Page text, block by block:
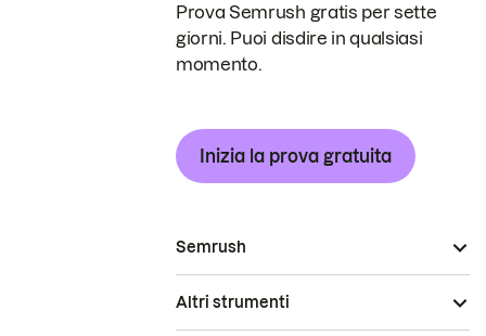
Prova Semrush gratis per sette
giorni. Puoi disdire in qualsiasi
momento.
Inizia la prova gratuita
Semrush
Altri strumenti